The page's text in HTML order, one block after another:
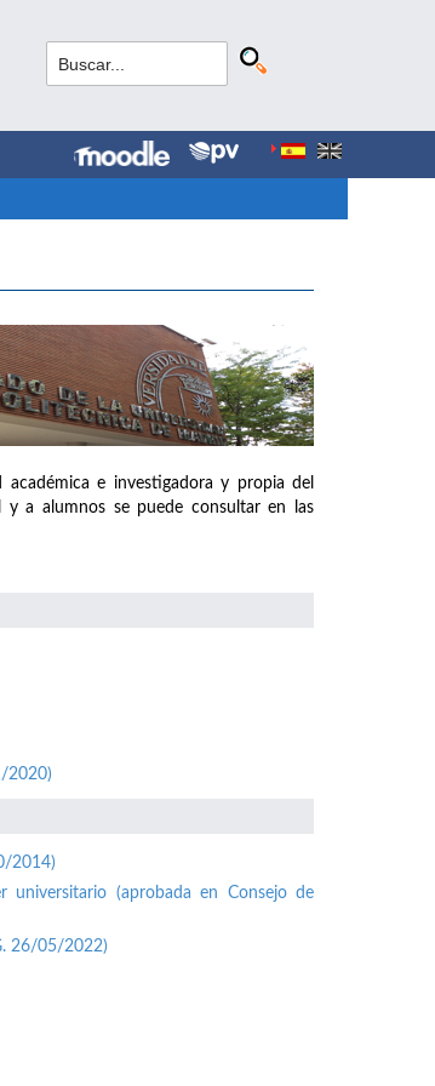
e investigadora y propia del
y a alumnos se puede consultar en las
2020)
2014)
(aprobada en Consejo de
26/05/2022)